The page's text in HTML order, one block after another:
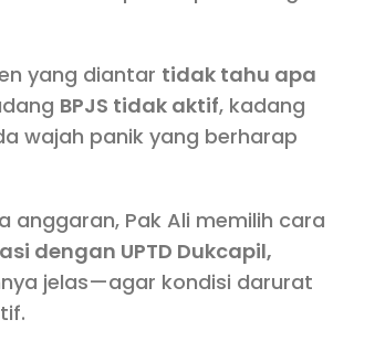
yang diantar tidak tahu apa
BPJS tidak aktif, kadang
wajah panik yang berharap
anggaran, Pak Ali memilih cara
dengan UPTD Dukcapil,
jelas—agar kondisi darurat